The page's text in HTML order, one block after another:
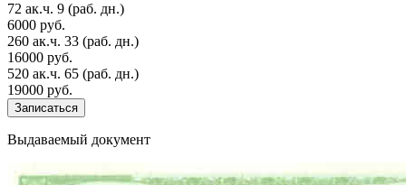
72 ак.ч. 9 (раб. дн.)
6000 руб.
260 ак.ч. 33 (раб. дн.)
16000 руб.
520 ак.ч. 65 (раб. дн.)
19000 руб.
Записаться
Выдаваемый документ